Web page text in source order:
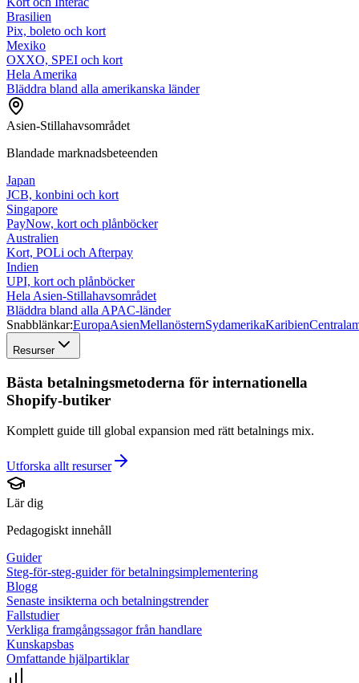
Brasilien
Pix, boleto och kort
Mexiko
OXXO, SPEI och kort
Hela Amerika
Bläddra bland alla amerikanska länder
Asien-Stillahavsområdet
Blandade marknadsbeteenden
Japan
JCB, konbini och kort
Singapore
PayNow, kort och plånböcker
Australien
Kort, POLi och Afterpay
Indien
UPI, kort och plånböcker
Hela Asien-Stillahavsområdet
Bläddra bland alla APAC-länder
Snabblänkar:EuropaAsienMellanösternSydamerikaKaribien
Resurser
Bästa betalningsmetoderna för internationella
Shopify-butiker
Komplett guide till global expansion med rätt betalnings mix.
Utforska allt resurser
Lär dig
Pedagogiskt innehåll
Guider
Steg-för-steg-guider för betalningsimplementering
Blogg
Senaste insikterna och betalningstrender
Fallstudier
Verkliga framgångssagor från handlare
Kunskapsbas
Omfattande hjälpartiklar